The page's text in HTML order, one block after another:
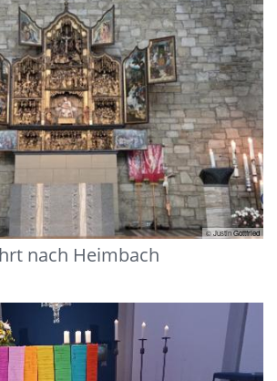
© Justin Gottfried
nach Heimbach